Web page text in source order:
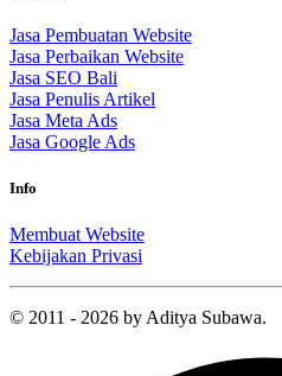
Jasa Pembuatan Website
Jasa Perbaikan Website
Jasa SEO Bali
Jasa Penulis Artikel
Jasa Meta Ads
Jasa Google Ads
Info
Membuat Website
Kebijakan Privasi
© 2011 - 2026 by Aditya Subawa.